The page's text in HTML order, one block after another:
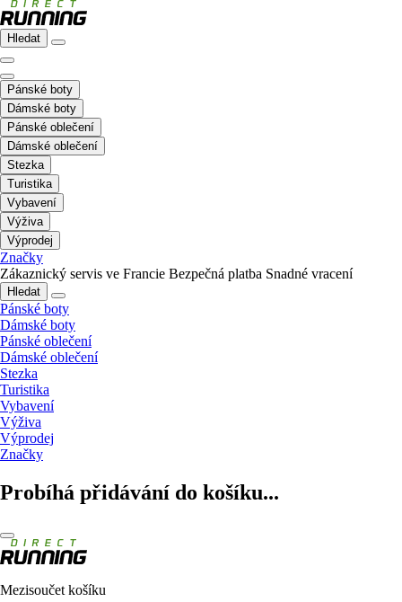
Hledat
Pánské boty
Dámské boty
Pánské oblečení
Dámské oblečení
Stezka
Turistika
Vybavení
Výživa
Výprodej
Značky
Zákaznický servis ve Francie Bezpečná platba Snadné vracení
Hledat
Pánské boty
Dámské boty
Pánské oblečení
Dámské oblečení
Stezka
Turistika
Vybavení
Výživa
Výprodej
Značky
Probíhá přidávání do košíku...
Mezisoučet košíku